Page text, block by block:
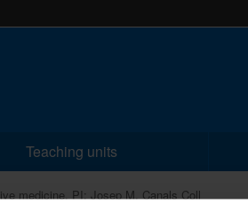
Teaching units
medicine. PI: Josep M. Canals Coll